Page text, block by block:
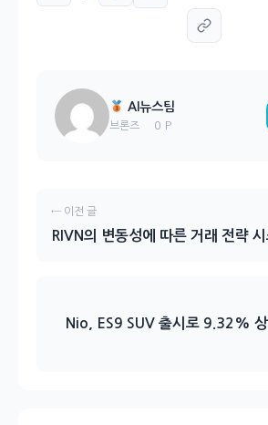
AI뉴스팀
브론즈 0 P
← 이전 글
RIVN의 변동성에 따른 거래 전략
Nio, ES9 SUV 출시로 9.32%